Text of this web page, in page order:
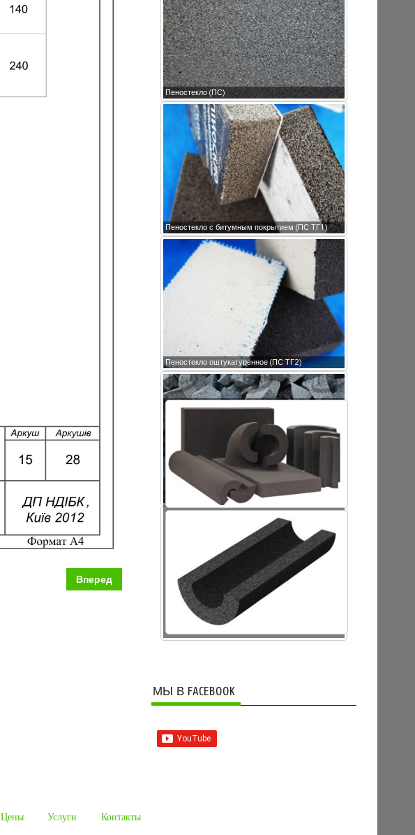
Вперед
Пеностекло (ПС)
Пеностекло с битумным покрытием (ПС ТГ1)
Пеностекло оштукатуренное (ПС ТГ2)
Крошка пеностекла
МЫ В FACEBOOK
Цены Услуги Контакты